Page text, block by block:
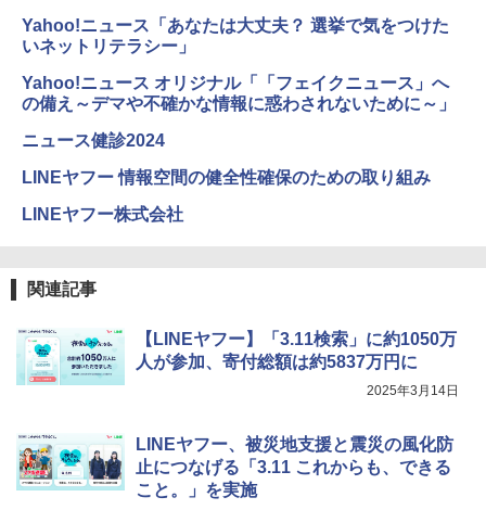
￥1,320
￥1,650
メカニックキット|子供向けの可動部品、
ホリデープロジェクト、ギフトイベン
ト、誕生日の楽しみ、イースターディス
カバリーを備えたインタラクティブサイ
エンスツール
5 Fernrohr:実験用キャビネット
Yahoo!ニュース「あなたは大丈夫？ 選挙で気をつけた
いネットリテラシー」
Yahoo!ニュース オリジナル「「フェイクニュース」へ
の備え～デマや不確かな情報に惑わされないために～」
ニュース健診2024
LINEヤフー 情報空間の健全性確保のための取り組み
LINEヤフー株式会社
関連記事
【LINEヤフー】「3.11検索」に約1050万
人が参加、寄付総額は約5837万円に
2025年3月14日
LINEヤフー、被災地支援と震災の風化防
止につなげる「3.11 これからも、できる
こと。」を実施